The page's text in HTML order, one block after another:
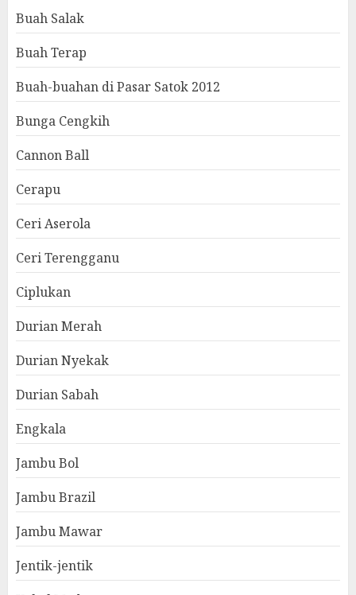
Buah Salak
Buah Terap
Buah-buahan di Pasar Satok 2012
Bunga Cengkih
Cannon Ball
Cerapu
Ceri Aserola
Ceri Terengganu
Ciplukan
Durian Merah
Durian Nyekak
Durian Sabah
Engkala
Jambu Bol
Jambu Brazil
Jambu Mawar
Jentik-jentik